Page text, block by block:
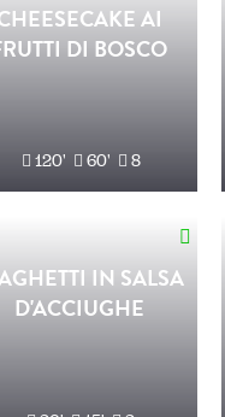
AI
DI BOSCO
120' 60' 8
IN SALSA
D'ACCIUGHE